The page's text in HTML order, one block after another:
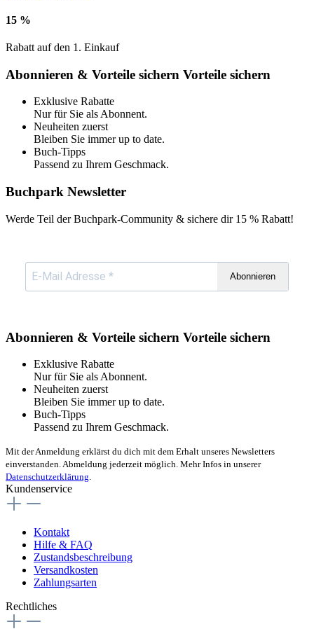
15 %
Rabatt auf den 1. Einkauf
Abonnieren & Vorteile sichern Vorteile sichern
Exklusive Rabatte
Nur für Sie als Abonnent.
Neuheiten zuerst
Bleiben Sie immer up to date.
Buch-Tipps
Passend zu Ihrem Geschmack.
Buchpark Newsletter
Werde Teil der Buchpark-Community & sichere dir 15 % Rabatt!
Abonnieren
Abonnieren & Vorteile sichern Vorteile sichern
Exklusive Rabatte
Nur für Sie als Abonnent.
Neuheiten zuerst
Bleiben Sie immer up to date.
Buch-Tipps
Passend zu Ihrem Geschmack.
Mit der Anmeldung erklärst du dich mit dem Erhalt unseres Newsletters
einverstanden. Abmeldung jederzeit möglich. Mehr Infos in unserer
Datenschutzerklärung.
Kundenservice
Kontakt
Hilfe & FAQ
Zustandsbeschreibung
Versandkosten
Zahlungsarten
Rechtliches